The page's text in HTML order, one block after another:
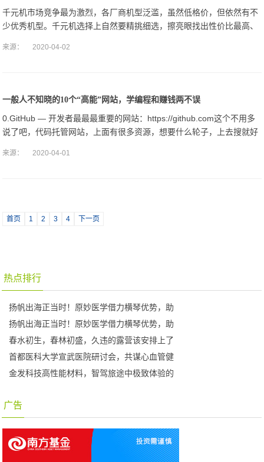
千元机市场竞争最为激烈，各厂商机型泛滥，虽然低格价，但依然有不
少优秀机型。千元机选择上自然要精挑细选，擦亮眼找出性价比最高、
于高通骁龙71
来源： 2020-04-02
一般人不知晓的10个“高能”网站，学编程和赚钱两不误
0.GitHub — 开发者最最最重要的网站：https://github.com这个不用多
说了吧，代码托管网站，上面有很多资源，想要什么轮子，上去搜就好
来源： 2020-04-01
首页 1 2 3 4 下一页
热点排行
扬帆出海正当时！原妙医学借力横琴优势，助
扬帆出海正当时！原妙医学借力横琴优势，助
春水初生，春林初盛，久违的露营该安排上了
首都医科大学宣武医院研讨会，共谋心血管健
金发科技高性能材料，智驾旅途中极致体验的
广告